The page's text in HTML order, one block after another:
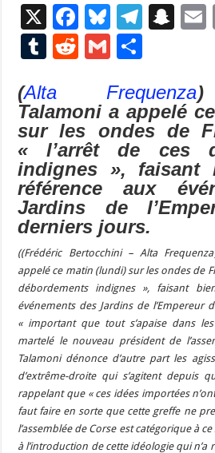
X
F
ac
e
o
o
k
Bl
u
es
ky
T
gr
a
m
S
p
c
h
at
T
m
bl
r
R
di
t
G
ai
l
ta
g
er
(Alta Frequenza
Talamoni a appelé
sur les ondes de
« l’arrêt de ces
indignes », faisant
référence aux
Jardins de
derniers jours.
((Frédéric Bertocchini – Alta Frequenza
appelé ce matin (lundi) sur les ondes de
débordements indignes », faisant
événements des Jardins de l’Empereur
« important que tout s’apaise dans
martelé le nouveau président de
Talamoni dénonce d’autre part les
d’extrême-droite qui s’agitent depuis
rappelant que « ces idées importées
faut faire en sorte que cette greffe ne
l’assemblée de Corse est catégorique à
à l’introduction de cette idéologie qui n’a